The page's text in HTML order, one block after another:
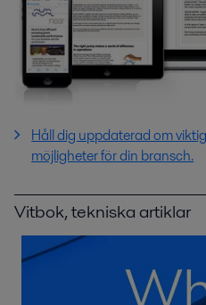
Håll dig uppdaterad om
möjligheter för din bransch.
Vitbok, tekniska artiklar